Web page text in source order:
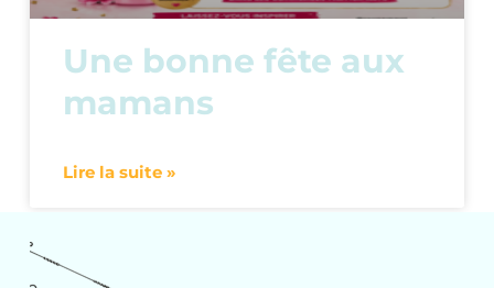
Une bonne fête aux
mamans
Lire la suite »